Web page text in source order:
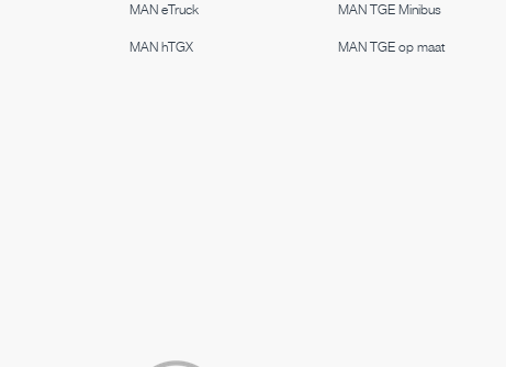
MAN eTruck
MAN hTGX
MAN TGE Minibus
MAN TGE op maat